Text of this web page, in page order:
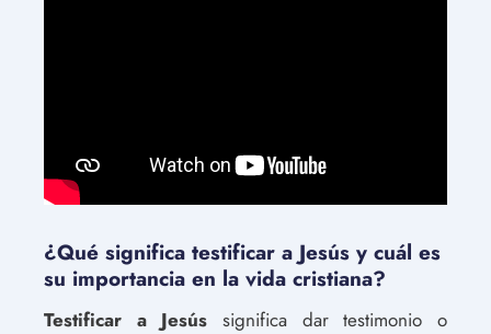
¿Qué significa testificar a Jesús y cuál es
su importancia en la vida cristiana?
Testificar a Jesús significa dar testimonio o